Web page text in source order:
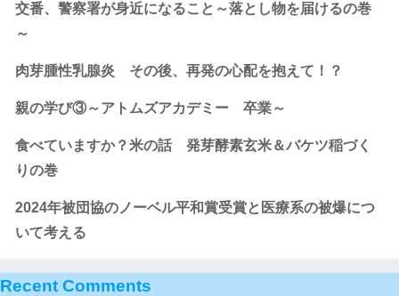
交番、警察署が身近になること～落とし物を届けるの巻
～
肉芽腫性乳腺炎 その後、再発の心配を抱えて！？
親の学び③～アトムズアカデミー 卒業～
食べていますか？米の話 発芽酵素玄米＆バケツ稲づく
りの巻
2024年被団協のノーベル平和賞受賞と医療系の被爆につ
いて考える
Recent Comments